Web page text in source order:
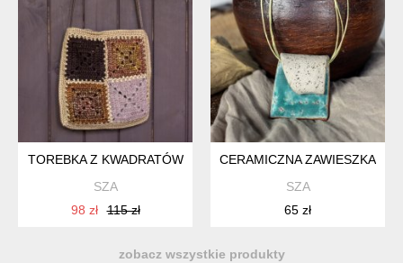
TOREBKA Z KWADRATÓW
SZA
98 zł
115 zł
CERAMICZNA ZAWIESZKA
SZA
65 zł
zobacz wszystkie produkty